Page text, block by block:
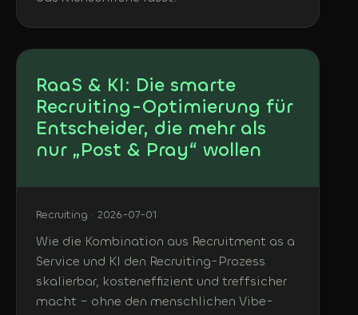
RaaS & KI: Die smarte
Recruiting-Optimierung für
Entscheider, die mehr als
nur „Post & Pray“ wollen
Recruiting · 2026-07-01
Wie die Kombination aus Recruitment as a
Service und KI den Recruiting-Prozess
skalierbar, kosteneffizient und treffsicher
macht – ohne den menschlichen Vibe-